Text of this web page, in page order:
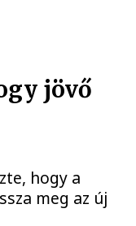
jövő
hogy a
meg az új